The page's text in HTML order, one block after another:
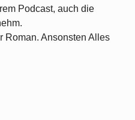
Podcast, auch die
Roman. Ansonsten Alles